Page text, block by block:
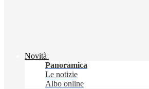
Novità
Panoramica
Le notizie
Albo online